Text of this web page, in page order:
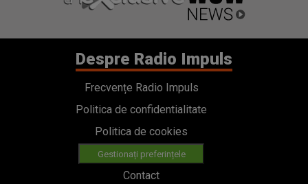
Despre Radio Impuls
Frecvențe Radio Impuls
Politica de confidentialitate
Politica de cookies
Gestionați preferințele
Contact